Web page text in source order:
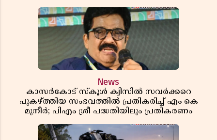
News
കാസർകോട് സ്കൂൾ ക്വിസിൽ സവർക്കറെ
പുകഴ്ത്തിയ സംഭവത്തിൽ പ്രതികരിച്ച് എം കെ
മുനീർ; പിഎം ശ്രീ പദ്ധതിയിലും പ്രതികരണം